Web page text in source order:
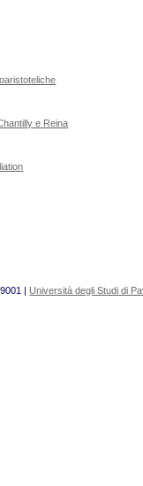
e Reina
9001 |Università degli Studi di